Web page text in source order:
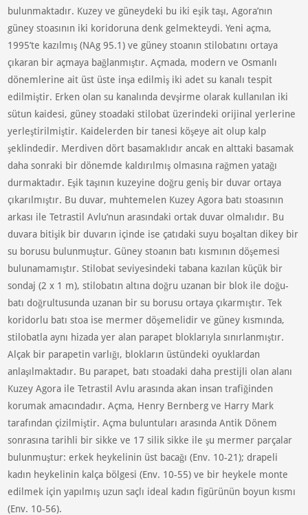
bulunmaktadır. Kuzey ve güneydeki bu iki eşik taşı, Agora’nın
güney stoasının iki koridoruna denk gelmekteydi. Yeni açma,
1995’te kazılmış (NAg 95.1) ve güney stoanın stilobatını ortaya
çıkaran bir açmaya bağlanmıştır. Açmada, modern ve Osmanlı
dönemlerine ait üst üste inşa edilmiş iki adet su kanalı tespit
edilmiştir. Erken olan su kanalında devşirme olarak kullanılan iki
sütun kaidesi, güney stoadaki stilobat üzerindeki orijinal yerlerine
yerleştirilmiştir. Kaidelerden bir tanesi köşeye ait olup kalp
şeklindedir. Merdiven dört basamaklıdır ancak en alttaki basamak
daha sonraki bir dönemde kaldırılmış olmasına rağmen yatağı
durmaktadır. Eşik taşının kuzeyine doğru geniş bir duvar ortaya
çıkarılmıştır. Bu duvar, muhtemelen Kuzey Agora batı stoasının
arkası ile Tetrastil Avlu’nun arasındaki ortak duvar olmalıdır. Bu
duvara bitişik bir duvarın içinde ise çatıdaki suyu boşaltan dikey bir
su borusu bulunmuştur. Güney stoanın batı kısmının döşemesi
bulunamamıştır. Stilobat seviyesindeki tabana kazılan küçük bir
sondaj (2 x 1 m), stilobatın altına doğru uzanan bir blok ile doğu-
batı doğrultusunda uzanan bir su borusu ortaya çıkarmıştır. Tek
koridorlu batı stoa ise mermer döşemelidir ve güney kısmında,
stilobatla aynı hizada yer alan parapet bloklarıyla sınırlanmıştır.
Alçak bir parapetin varlığı, blokların üstündeki oyuklardan
anlaşılmaktadır. Bu parapet, batı stoadaki daha prestijli olan alanı
Kuzey Agora ile Tetrastil Avlu arasında akan insan trafiğinden
korumak amacındadır. Açma, Henry Bernberg ve Harry Mark
tarafından çizilmiştir. Açma buluntuları arasında Antik Dönem
sonrasına tarihli bir sikke ve 17 silik sikke ile şu mermer parçalar
bulunmuştur: erkek heykelinin üst bacağı (Env. 10-21); drapeli
kadın heykelinin kalça bölgesi (Env. 10-55) ve bir heykele monte
edilmek için yapılmış uzun saçlı ideal kadın figürünün boyun kısmı
(Env. 10-56).